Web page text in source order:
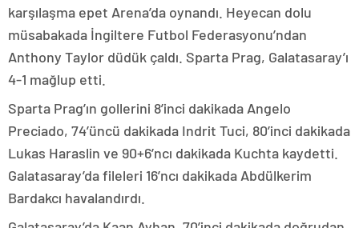
karşılaşma epet Arena’da oynandı. Heyecan dolu
müsabakada İngiltere Futbol Federasyonu’ndan
Anthony Taylor düdük çaldı. Sparta Prag, Galatasaray’ı
4-1 mağlup etti.
Sparta Prag’ın gollerini 8’inci dakikada Angelo
Preciado, 74’üncü dakikada Indrit Tuci, 80’inci dakikada
Lukas Haraslin ve 90+6’ncı dakikada Kuchta kaydetti.
Galatasaray’da fileleri 16’ncı dakikada Abdülkerim
Bardakcı havalandırdı.